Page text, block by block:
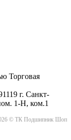
Торговая
г. Санкт-
1-Н, ком.1
© ТК Подшипник Шоп